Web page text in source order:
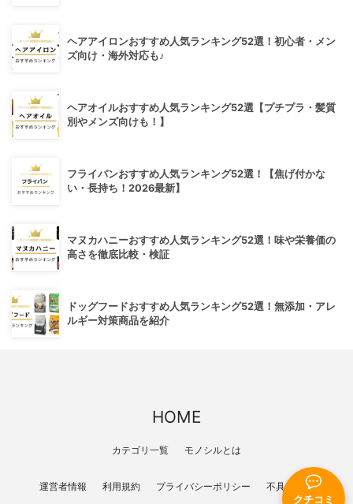
クチコミ
ヘアアイロンおすすめ人気ランキング52選！初心者・メン
ズ向け・海外対応も♪
ヘアオイルおすすめ人気ランキング52選【プチプラ・髪質
別やメンズ向けも！】
フライパンおすすめ人気ランキング52選！【焦げ付かな
い・長持ち！2026最新】
マヌカハニーおすすめ人気ランキング52選！味や栄養価の
高さを徹底比較・検証
ドッグフードおすすめ人気ランキング52選！無添加・アレ
ルギー対策商品を紹介
HOME
カテゴリ一覧 モノシルとは
運営者情報 利用規約 プライバシーポリシー 不具合報告